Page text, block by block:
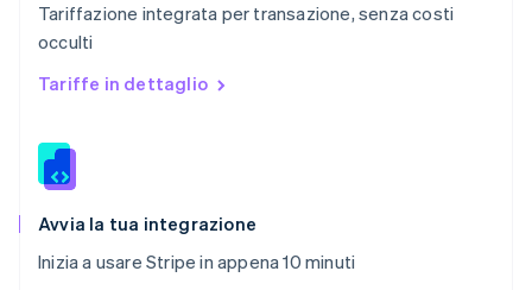
Tariffazione integrata per transazione, senza costi
occulti
Tariffe in dettaglio
Avvia la tua integrazione
Inizia a usare Stripe in appena 10 minuti
English
Romania
English
Slovacchia
Slovenia
English Italiano
EspañolEnglish